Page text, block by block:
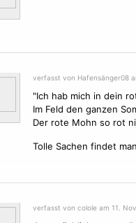
verfasst von Hafensänger08
"Ich hab mich in dein
Im Feld den ganzen
Der rote Mohn so rot
Tolle Sachen findet
verfasst von colole am 11.